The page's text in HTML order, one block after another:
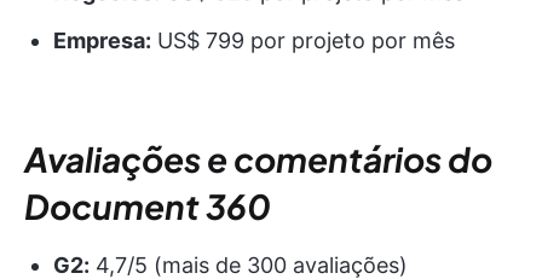
Empresa: US$ 799 por projeto por mês
Avaliações e comentários do
Document 360
G2: 4,7/5 (mais de 300 avaliações)